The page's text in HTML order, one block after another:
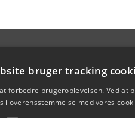
bruger tracking
forbedre brugeroplevelsen. Ved at
i overensstemmelse med vores